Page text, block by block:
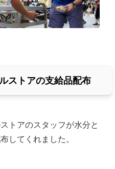
ストアの支給品配布
トアのスタッフが水分と
してくれました。